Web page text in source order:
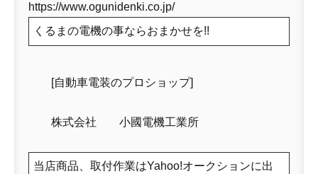
https://www.ogunidenki.co.jp/
くるまの電機の事ならおまかせを!!
[自動車電装のプロショップ]
株式会社 小國電機工業所
当店商品、取付作業はYahoo!オークションに出